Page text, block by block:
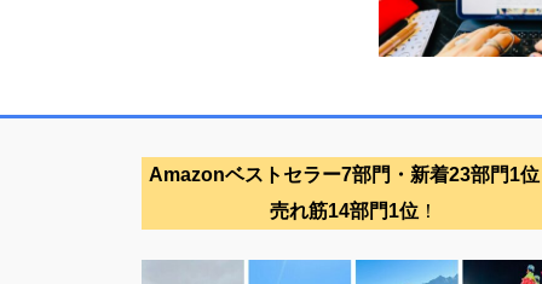
Amazonベストセラー7部門・新着23部門1
売れ筋14部門1位！